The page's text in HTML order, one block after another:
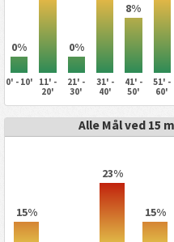
0% 0%
8%
0' - 10'
11' -
20'
21' -
30'
31' -
40'
41' -
50'
51' -
60'
Alle Mål ved 15
15%
23%
15%